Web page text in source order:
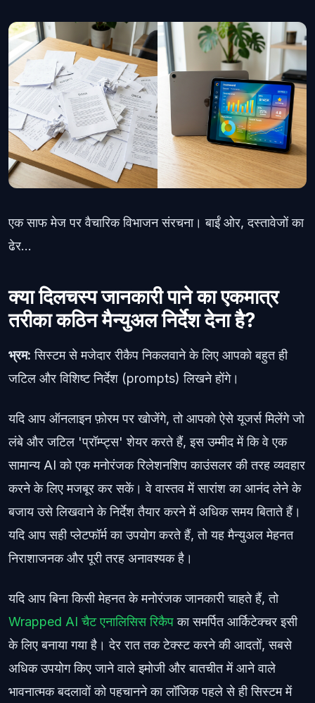
एक साफ मेज पर वैचारिक विभाजन संरचना। बाईं ओर, दस्तावेजों का
ढेर...
क्या दिलचस्प जानकारी पाने का एकमात्र
तरीका कठिन मैन्युअल निर्देश देना है?
भ्रम: सिस्टम से मजेदार रीकैप निकलवाने के लिए आपको बहुत ही
जटिल और विशिष्ट निर्देश (prompts) लिखने होंगे।
यदि आप ऑनलाइन फ़ोरम पर खोजेंगे, तो आपको ऐसे यूजर्स मिलेंगे जो
लंबे और जटिल 'प्रॉम्प्ट्स' शेयर करते हैं, इस उम्मीद में कि वे एक
सामान्य AI को एक मनोरंजक रिलेशनशिप काउंसलर की तरह व्यवहार
करने के लिए मजबूर कर सकें। वे वास्तव में सारांश का आनंद लेने के
बजाय उसे लिखवाने के निर्देश तैयार करने में अधिक समय बिताते हैं।
यदि आप सही प्लेटफॉर्म का उपयोग करते हैं, तो यह मैन्युअल मेहनत
निराशाजनक और पूरी तरह अनावश्यक है।
यदि आप बिना किसी मेहनत के मनोरंजक जानकारी चाहते हैं, तो
Wrapped AI चैट एनालिसिस रिकैपका समर्पित आर्किटेक्चर इसी
के लिए बनाया गया है। देर रात तक टेक्स्ट करने की आदतों, सबसे
अधिक उपयोग किए जाने वाले इमोजी और बातचीत में आने वाले
भावनात्मक बदलावों को पहचानने का लॉजिक पहले से ही सिस्टम में